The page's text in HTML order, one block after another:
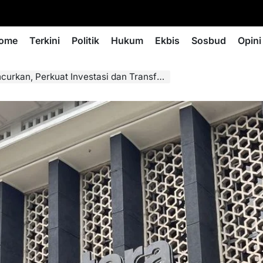
Terkini Politik Hukum Ekbis Sosbud Opini
Perkuat Investasi dan Transformasi BUMN